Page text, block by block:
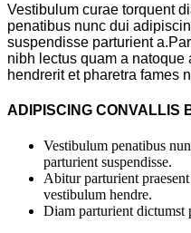
Vestibulum curae torquent
penatibus nunc dui
suspendisse parturient
nibh lectus quam a
hendrerit et pharetra fames
ADIPISCING CONVALLIS
Vestibulum penatibus
parturient suspendisse.
Abitur parturient
vestibulum hendre.
Diam parturient dictumst